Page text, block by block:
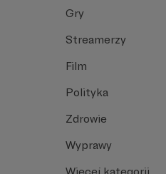
Gry
Streamerzy
Film
Polityka
Zdrowie
Wyprawy